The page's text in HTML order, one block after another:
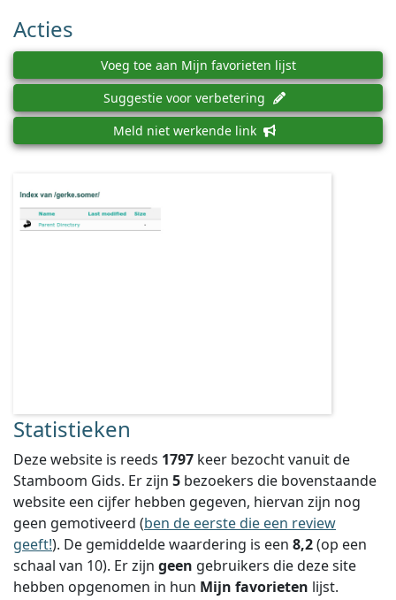
Acties
Voeg toe aan Mijn favorieten lijst
Suggestie voor verbetering
Meld niet werkende link
Statistieken
Deze website is reeds 1797 keer bezocht vanuit de
Stamboom Gids. Er zijn 5 bezoekers die bovenstaande
website een cijfer hebben gegeven, hiervan zijn nog
geen gemotiveerd (ben de eerste die een review
geeft!). De gemiddelde waardering is een 8,2(op een
schaal van 10). Er zijn geen gebruikers die deze site
hebben opgenomen in hun Mijn favorieten lijst.